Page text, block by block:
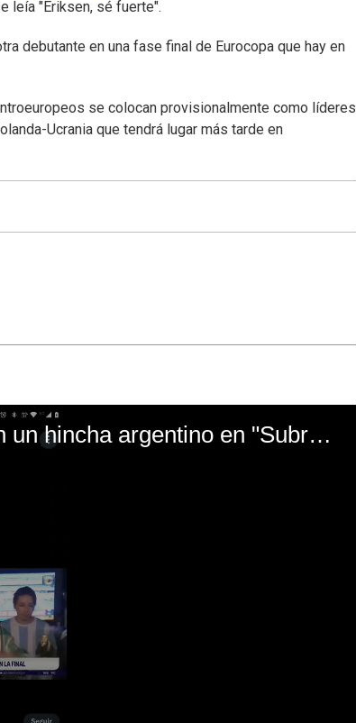
leía "Eriksen, sé fuerte".
debutante en una fase final de Eurocopa que hay en
se colocan provisionalmente como líderes
Ucrania que tendrá lugar más tarde en
El mal momento de Yanina Gasañol con un hincha argentino en "Subrayado"